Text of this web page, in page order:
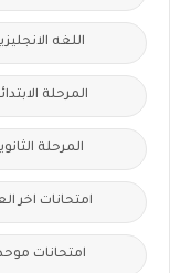
اللغه
المرحلة
المرحلة
امتحانات اخر
امتحانات